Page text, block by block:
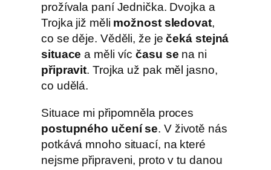
prožívala paní Jednička. Dvojka a
Trojka již měli možnost sledovat,
co se děje. Věděli, že ječeká stejná
situace a měli vícčasu se na ni
připravit. Trojka už pak měl jasno,
co udělá.
Situace mi připomněla proces
postupného učení se. V životě nás
potkává mnoho situací, na které
nejsme připraveni, proto v tu danou